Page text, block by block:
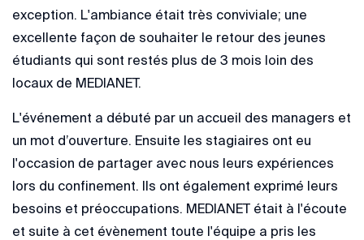
exception. L'ambiance était très conviviale; une
excellente façon de souhaiter le retour des jeunes
étudiants qui sont restés plus de 3 mois loin des
locaux de MEDIANET.
L'événement a débuté par un accueil des managers et
un mot d’ouverture. Ensuite les stagiaires ont eu
l'occasion de partager avec nous leurs expériences
lors du confinement. Ils ont également exprimé leurs
besoins et préoccupations. MEDIANET était à l'écoute
et suite à cet évènement toute l'équipe a pris les